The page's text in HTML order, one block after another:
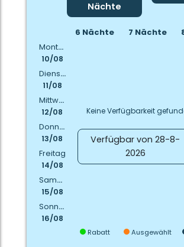
Nächte
6 Nächte 7 Nächte
Montag
10/08
Dienstag
11/08
Mittwoch
12/08
Donnerstag
13/08
Freitag
14/08
Samstag
15/08
Sonntag
16/08
Keine Verfügbarkeit
Verfügbar von 28-8-
2026
Rabatt Ausgewählt